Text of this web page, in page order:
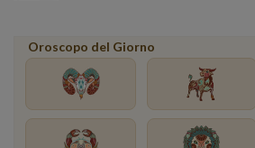
Oroscopo del Giorno